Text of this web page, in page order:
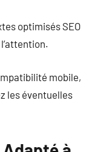
optimisés SEO
mobile,
les éventuelles